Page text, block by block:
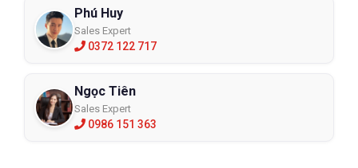
Phú Huy
Sales Expert
0372 122 717
Ngọc Tiên
Sales Expert
0986 151 363